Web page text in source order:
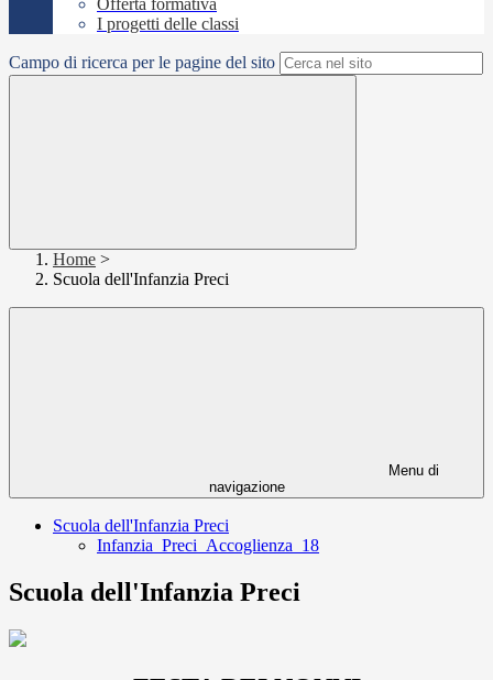
Offerta formativa
I progetti delle classi
Campo di ricerca per le pagine del sito
Home >
Scuola dell'Infanzia Preci
Menu di
navigazione
Scuola dell'Infanzia Preci
Infanzia_Preci_Accoglienza_18
Scuola dell'Infanzia Preci